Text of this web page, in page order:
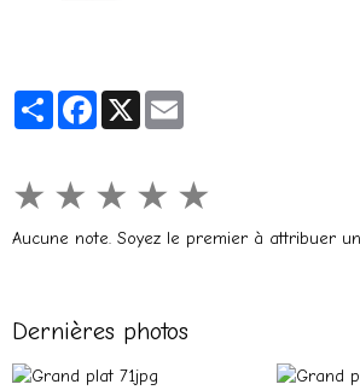
PartagerFacebook
X
★ ★ ★ ★ ★
Aucune note. Soyez le premier à attribuer
Dernières photos